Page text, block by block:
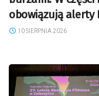
obowiązują alerty
10 SIERPNIA 2026